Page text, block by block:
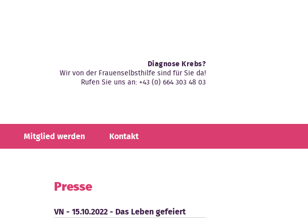
Diagnose Krebs?
Wir von der Frauenselbsthilfe sind für Sie da!
Rufen Sie uns an: +43 (0) 664 303 48 03
Mitglied werden Kontakt
Presse
VN - 15.10.2022 - Das Leben gefeiert